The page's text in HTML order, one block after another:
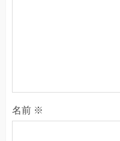
名前 ※